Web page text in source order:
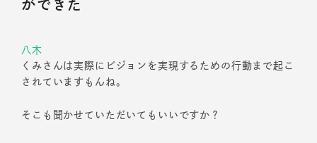
ができた
八木
くみさんは実際にビジョンを実現するための行動まで起こ
されていますもんね。
そこも聞かせていただいてもいいですか？